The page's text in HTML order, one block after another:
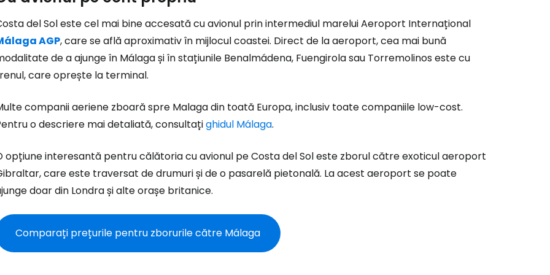
del Sol este cel mai bine accesată cu avionul prin intermediul marelui Aeroport Internațional
AGP, care se află aproximativ în mijlocul coastei. Direct de la aeroport, cea mai bună
de a ajunge în Málaga și în stațiunile Benalmádena, Fuengirola sau Torremolinos este cu
care oprește la terminal.
companii aeriene zboară spre Malaga din toată Europa, inclusiv toate companiile low-cost.
o descriere mai detaliată, consultațighidul Málaga.
opțiune interesantă pentru călătoria cu avionul pe Costa del Sol este zborul către exoticul aeroport
care este traversat de drumuri și de o pasarelă pietonală. La acest aeroport se poate
doar din Londra și alte orașe britanice.
Comparați prețurile pentru zborurile către Málaga
Conectați-vă la Cestee
Continuați cu Google
Continuați cu Facebook